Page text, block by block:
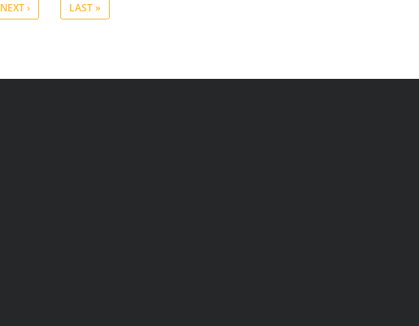
NEXT › LAST »